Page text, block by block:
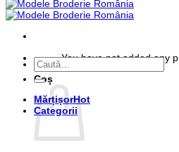
You have not added any
Coș
Caută
după:
Mărțișor
Categorii